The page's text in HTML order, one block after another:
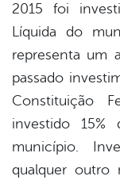
2015 foi
Líquida do
representa um
passado
Constituição
investido 15%
município.
qualquer outro